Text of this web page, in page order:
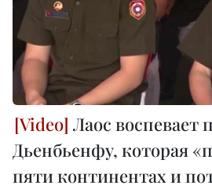
Лаос воспевает
Дьенбьенфу, которая
пяти континентах и